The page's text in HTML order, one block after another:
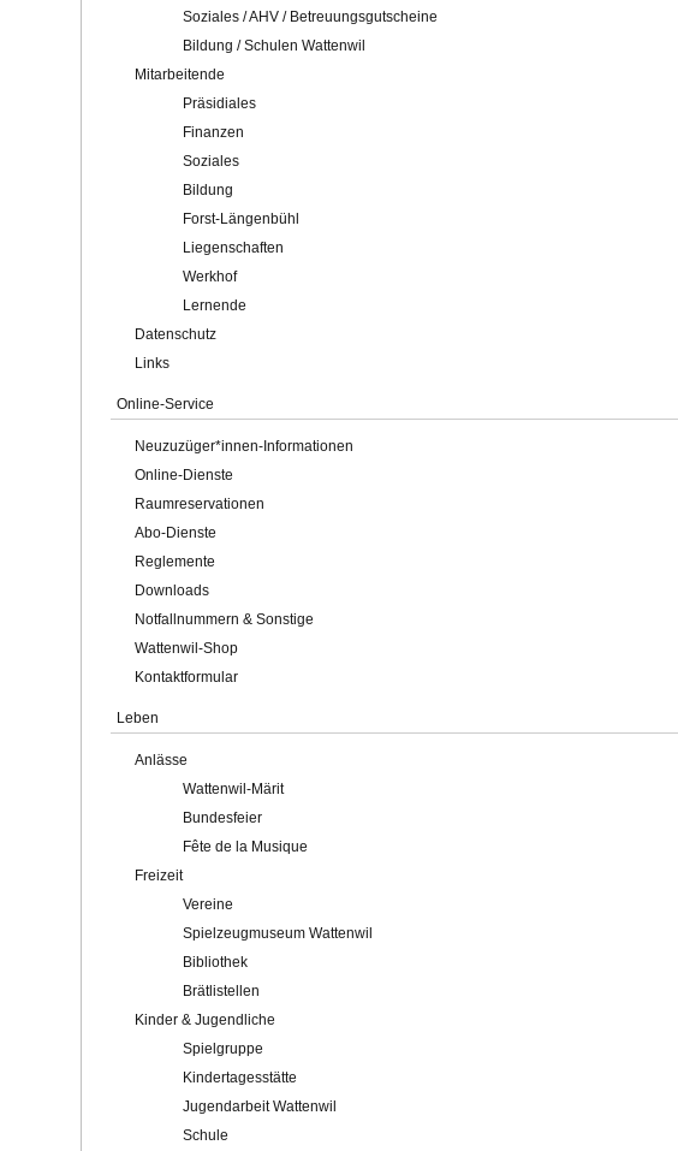
Soziales / AHV / Betreuungsgutscheine
Bildung / Schulen Wattenwil
Mitarbeitende
Präsidiales
Finanzen
Soziales
Bildung
Forst-Längenbühl
Liegenschaften
Werkhof
Lernende
Datenschutz
Links
Online-Service
Neuzuzüger*innen-Informationen
Online-Dienste
Raumreservationen
Abo-Dienste
Reglemente
Downloads
Notfallnummern & Sonstige
Wattenwil-Shop
Kontaktformular
Leben
Anlässe
Wattenwil-Märit
Bundesfeier
Fête de la Musique
Freizeit
Vereine
Spielzeugmuseum Wattenwil
Bibliothek
Brätlistellen
Kinder & Jugendliche
Spielgruppe
Kindertagesstätte
Jugendarbeit Wattenwil
Schule